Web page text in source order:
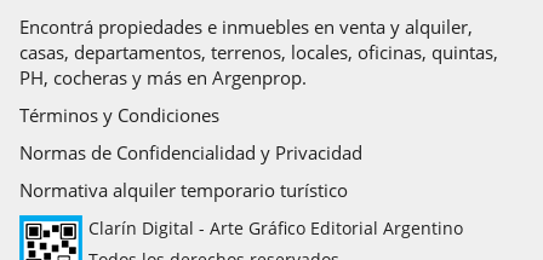
Encontrá propiedades e inmuebles en venta y alquiler,
casas, departamentos, terrenos, locales, oficinas, quintas,
PH, cocheras y más en Argenprop.
Términos y Condiciones
Normas de Confidencialidad y Privacidad
Normativa alquiler temporario turístico
Clarín Digital - Arte Gráfico Editorial Argentino